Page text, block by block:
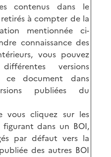
contenus dans le
à compter de la
mentionnée ci-
connaissance des
vous pouvez
versions
ce document dans
publiées du
vous cliquez sur les
figurant dans un BOI,
par défaut vers la
des autres BOI